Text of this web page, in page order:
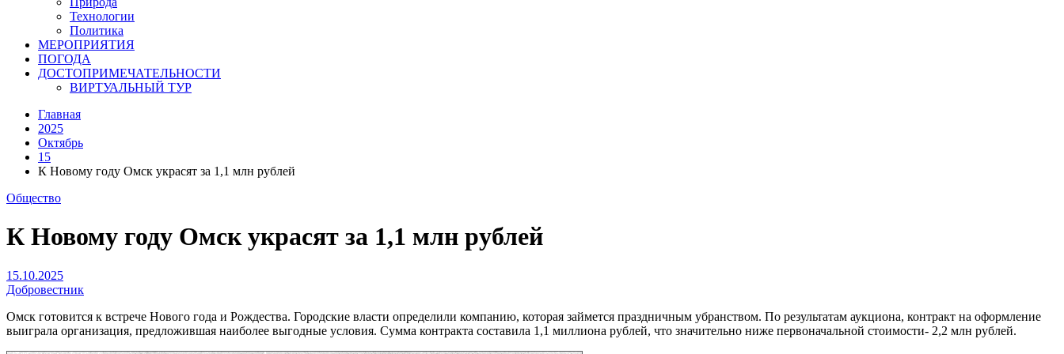
Технологии
Политика
МЕРОПРИЯТИЯ
ПОГОДА
ДОСТОПРИМЕЧАТЕЛЬНОСТИ
ВИРТУАЛЬНЫЙ ТУР
Главная
2025
Октябрь
15
К Новому году Омск украсят за 1,1 млн рублей
Общество
К Новому году Омск украсят за 1,1 млн рублей
15.10.2025
Добровестник
Омск готовится к встрече Нового года и Рождества. Городские власти определили компанию, которая займется праздничным убранством. По результатам аукциона, контракт на оформление
выиграла организация, предложившая наиболее выгодные условия. Сумма контракта составила 1,1 миллиона рублей, что значительно ниже первоначальной стоимости- 2,2 млн рублей.